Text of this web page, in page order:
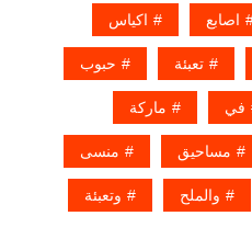
اصابع اكياس
تعبئة حبوب
في ماركة
مساحيق منسى
والملح وتعبئة